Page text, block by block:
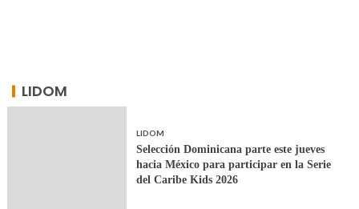
LIDOM
LIDOM
Selección Dominicana parte este jueves
hacia México para participar en la Serie
del Caribe Kids 2026